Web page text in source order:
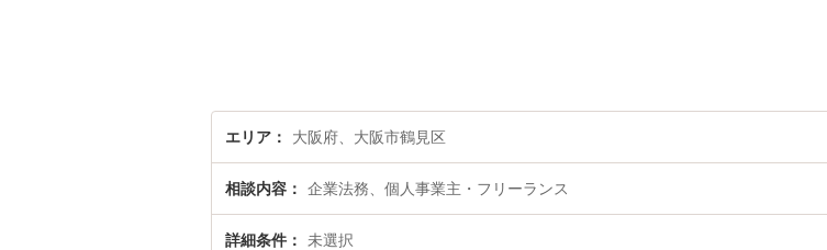
エリア 大阪府、大阪市鶴見区
相談内容 企業法務、個人事業主・フリーランス
詳細条件 未選択